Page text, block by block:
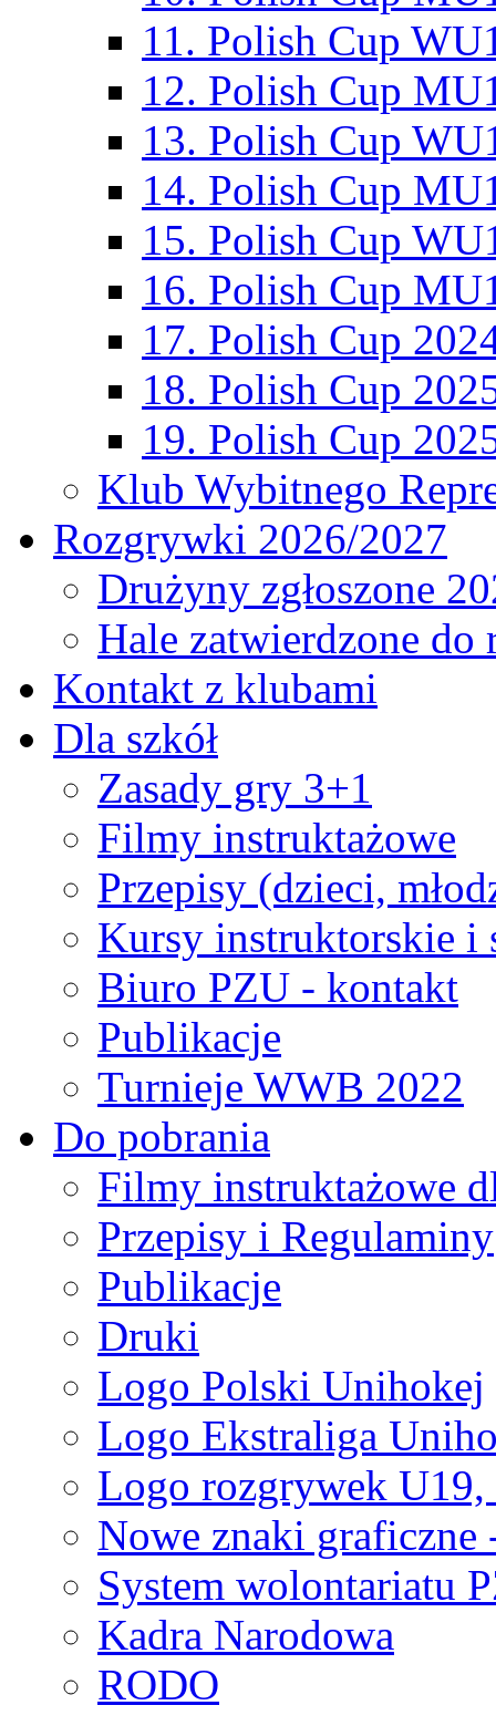
11. Polish Cup
12. Polish Cup
13. Polish Cup
14. Polish Cup
15. Polish Cup
16. Polish Cup
17. Polish Cup
18. Polish Cup
19. Polish Cup
Klub Wybitnego
Rozgrywki 2026/2027
Drużyny zgłoszone
Hale zatwierdzone
Kontakt z klubami
Dla szkół
Zasady gry 3+1
Filmy instruktażowe
Przepisy (dzieci,
Kursy instruktorskie i
Biuro PZU - kontakt
Publikacje
Turnieje WWB 2022
Do pobrania
Filmy instruktażowe
Przepisy i Regulaminy
Publikacje
Druki
Logo Polski Unihokej
Logo Ekstraliga
Logo rozgrywek
Nowe znaki graficzne
System wolontariatu
Kadra Narodowa
RODO